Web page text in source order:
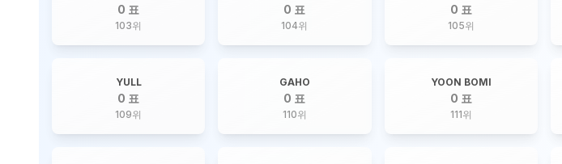
0 표
103위
0 표
104위
0 표
105위
YULL
0 표
109위
GAHO
0 표
110위
YOON BOMI
0 표
111위